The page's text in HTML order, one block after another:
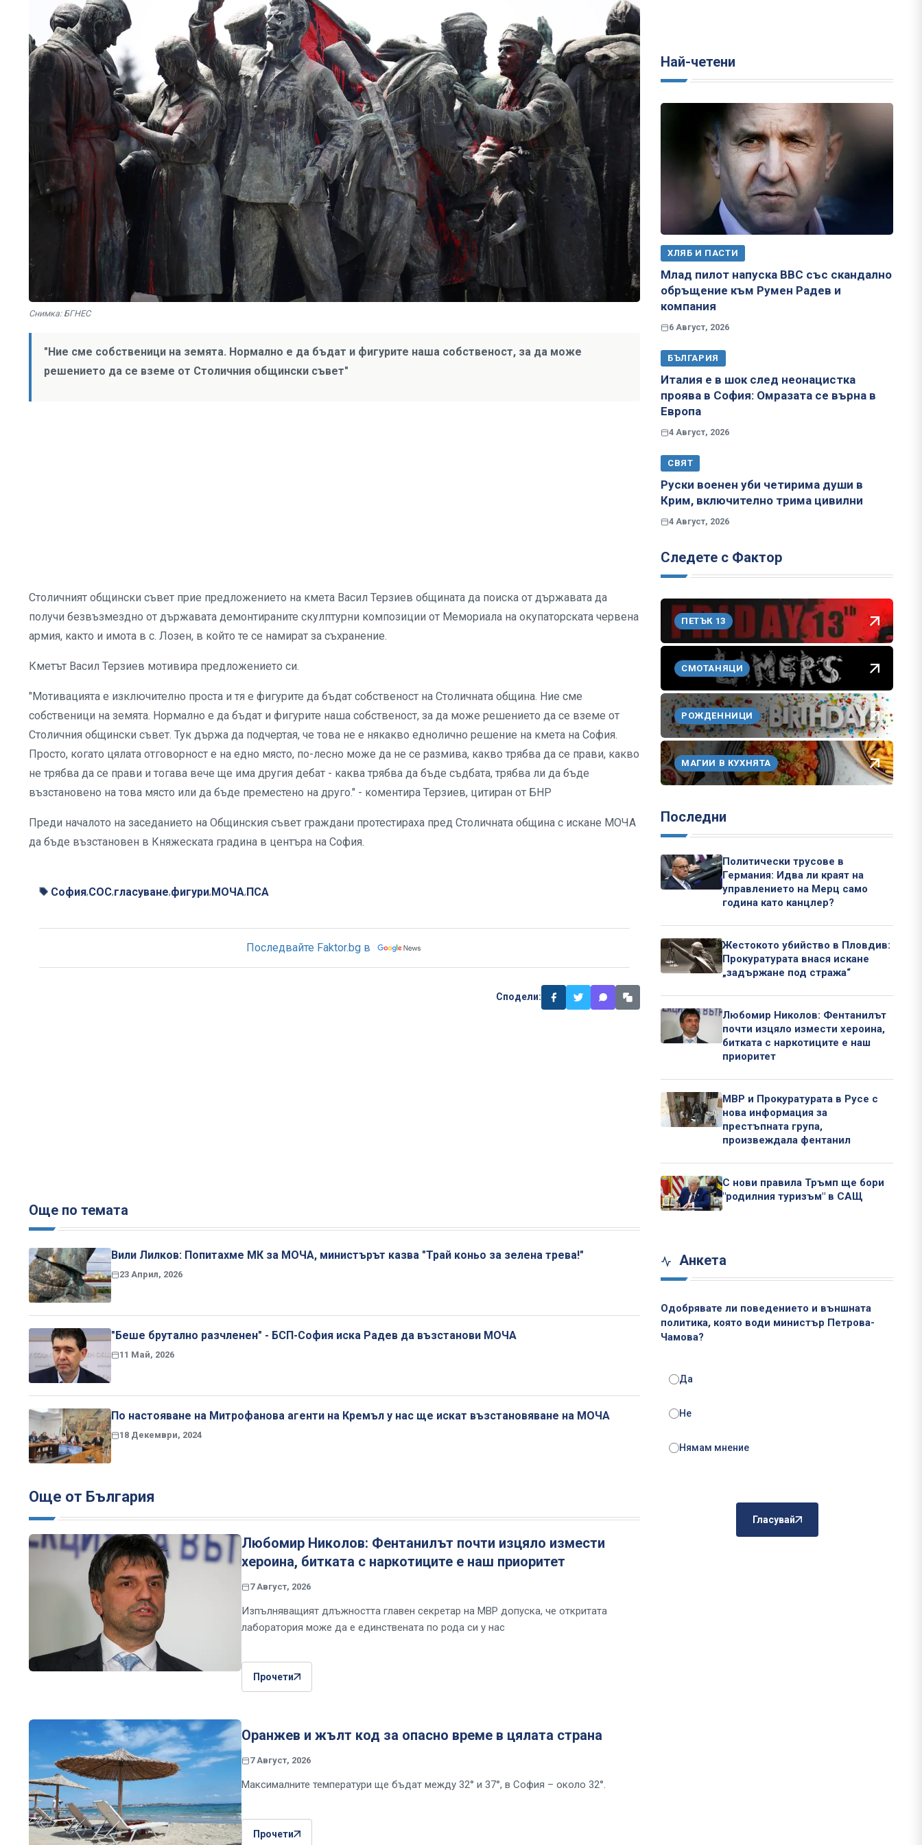
Снимка: БГНЕС
"Ние сме собственици на земята. Нормално е да бъдат и фигурите наша собственост, за да може
решението да се вземе от Столичния общински съвет"
Столичният общински съвет прие предложението на кмета Васил Терзиев общината да поиска от държавата да
получи безвъзмездно от държавата демонтираните скулптурни композиции от Мемориала на окупаторската червена
армия, както и имота в с. Лозен, в който те се намират за съхранение.
Кметът Васил Терзиев мотивира предложението си.
"Мотивацията е изключително проста и тя е фигурите да бъдат собственост на Столичната община. Ние сме
собственици на земята. Нормално е да бъдат и фигурите наша собственост, за да може решението да се вземе от
Столичния общински съвет. Тук държа да подчертая, че това не е някакво еднолично решение на кмета на София.
Просто, когато цялата отговорност е на едно място, по-лесно може да не се размива, какво трябва да се прави, какво
не трябва да се прави и тогава вече ще има другия дебат - каква трябва да бъде съдбата, трябва ли да бъде
възстановено на това място или да бъде преместено на друго." - коментира Терзиев, цитиран от БНР
Преди началото на заседанието на Общинския съвет граждани протестираха пред Столичната община с искане МОЧА
да бъде възстановен в Княжеската градина в центъра на София.
София,СОС,гласуване,фигури,МОЧА,ПСА
Последвайте Faktor.bg в
Сподели:
Още по темата
Вили Лилков: Попитахме МК за МОЧА, министърът казва "Трай коньо за зелена трева!"
23 Април, 2026
"Беше брутално разчленен" - БСП-София иска Радев да възстанови МОЧА
11 Май, 2026
По настояване на Митрофанова агенти на Кремъл у нас ще искат възстановяване на МОЧА
18 Декември, 2024
Още от България
Любомир Николов: Фентанилът почти изцяло измести
хероина, битката с наркотиците е наш приоритет
7 Август, 2026
Изпълняващият длъжността главен секретар на МВР допуска, че откритата
лаборатория може да е единствената по рода си у нас
Прочети
Оранжев и жълт код за опасно време в цялата страна
7 Август, 2026
Максималните температури ще бъдат между 32° и 37°, в София – около 32°.
Прочети
Най-четени
ХЛЯБ И ПАСТИ
Млад пилот напуска ВВС със скандално
обръщение към Румен Радев и
компания
6 Август, 2026
БЪЛГАРИЯ
Италия е в шок след неонацистка
проява в София: Омразата се върна в
Европа
4 Август, 2026
СВЯТ
Руски военен уби четирима души в
Крим, включително трима цивилни
4 Август, 2026
Следете с Фактор
ПЕТЪК 13
СМОТАНЯЦИ
РОЖДЕННИЦИ
МАГИИ В КУХНЯТА
Последни
Политически трусове в
Германия: Идва ли краят на
управлението на Мерц само
година като канцлер?
Жестокото убийство в Пловдив:
Прокуратурата внася искане
„задържане под стража“
Любомир Николов: Фентанилът
почти изцяло измести хероина,
битката с наркотиците е наш
приоритет
МВР и Прокуратурата в Русе с
нова информация за
престъпната група,
произвеждала фентанил
С нови правила Тръмп ще бори
"родилния туризъм" в САЩ
Анкета
Одобрявате ли поведението и външната
политика, която води министър Петрова-
Чамова?
Да
Не
Нямам мнение
Гласувай